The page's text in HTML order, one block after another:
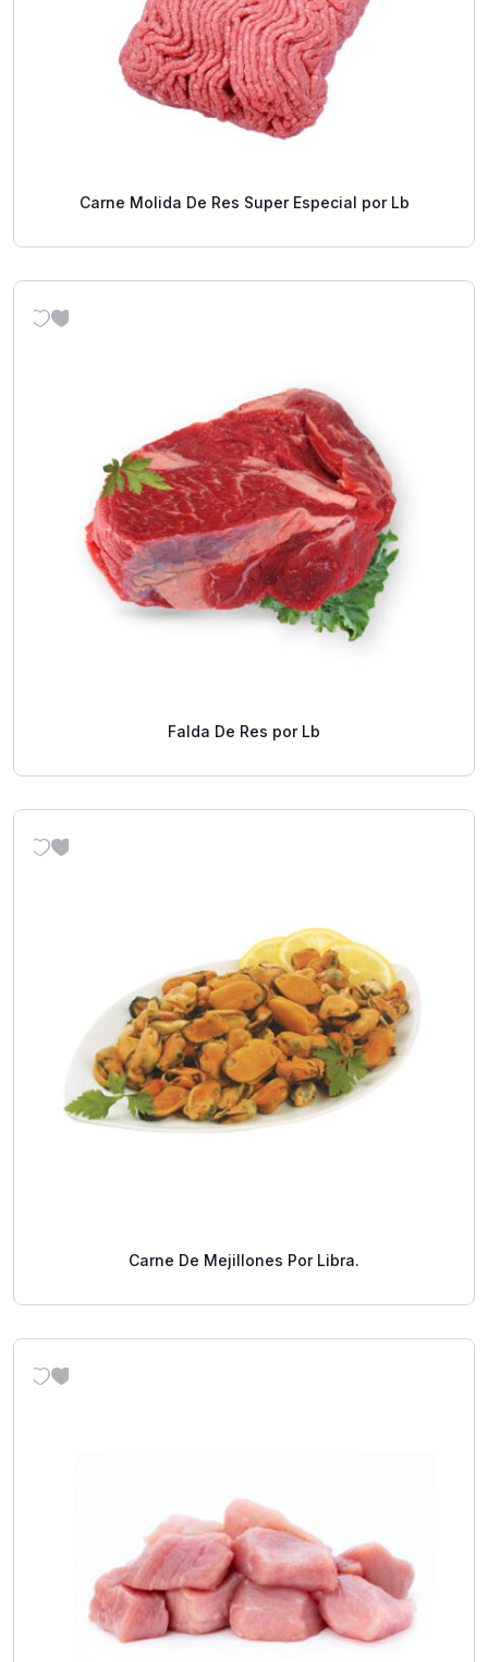
Carne Molida De Res Super Especial por Lb
Falda De Res por Lb
Carne De Mejillones Por Libra.